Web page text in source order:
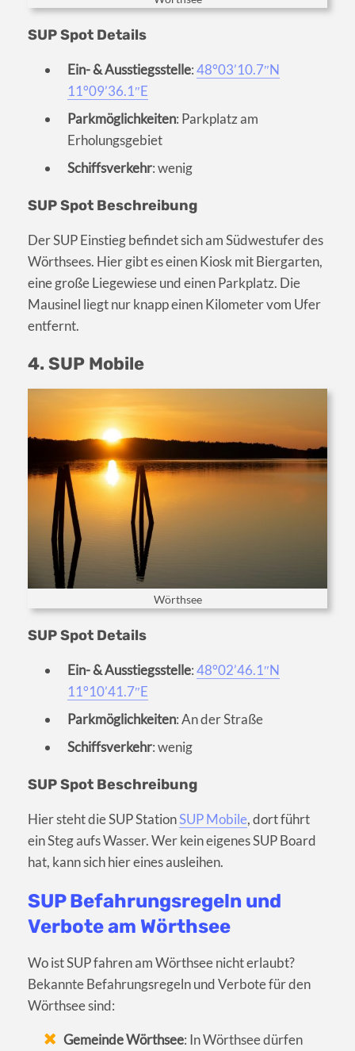
SUP Spot Details
Ein- & Ausstiegsstelle:48°03’10.7″N
11°09’36.1″E
Parkmöglichkeiten: Parkplatz am
Erholungsgebiet
Schiffsverkehr: wenig
SUP Spot Beschreibung
Der SUP Einstieg befindet sich am Südwestufer des
Wörthsees. Hier gibt es einen Kiosk mit Biergarten,
eine große Liegewiese und einen Parkplatz. Die
Mausinel liegt nur knapp einen Kilometer vom Ufer
entfernt.
4. SUP Mobile
Wörthsee
SUP Spot Details
Ein- & Ausstiegsstelle:48°02’46.1″N
11°10’41.7″E
Parkmöglichkeiten: An der Straße
Schiffsverkehr: wenig
SUP Spot Beschreibung
Hier steht die SUP StationSUP Mobile, dort führt
ein Steg aufs Wasser. Wer kein eigenes SUP Board
hat, kann sich hier eines ausleihen.
SUP Befahrungsregeln und
Verbote am Wörthsee
Wo ist SUP fahren am Wörthsee nicht erlaubt?
Bekannte Befahrungsregeln und Verbote für den
Wörthsee sind:
Gemeinde Wörthsee: In Wörthsee dürfen